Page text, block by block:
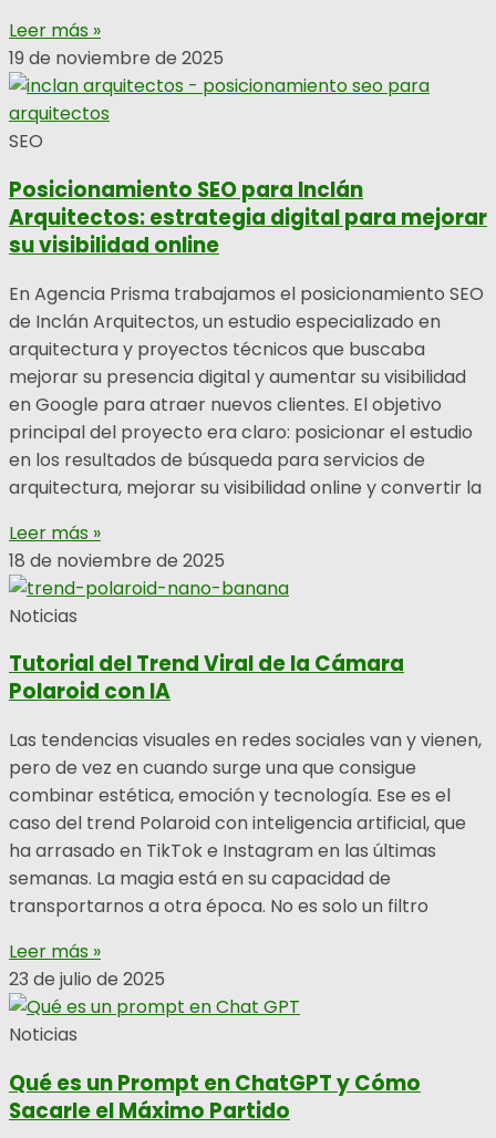
Leer más »
19 de noviembre de 2025
SEO
Posicionamiento SEO para Inclán
Arquitectos: estrategia digital para mejorar
su visibilidad online
En Agencia Prisma trabajamos el posicionamiento SEO
de Inclán Arquitectos, un estudio especializado en
arquitectura y proyectos técnicos que buscaba
mejorar su presencia digital y aumentar su visibilidad
en Google para atraer nuevos clientes. El objetivo
principal del proyecto era claro: posicionar el estudio
en los resultados de búsqueda para servicios de
arquitectura, mejorar su visibilidad online y convertir la
Leer más »
18 de noviembre de 2025
Noticias
Tutorial del Trend Viral de la Cámara
Polaroid con IA
Las tendencias visuales en redes sociales van y vienen,
pero de vez en cuando surge una que consigue
combinar estética, emoción y tecnología. Ese es el
caso del trend Polaroid con inteligencia artificial, que
ha arrasado en TikTok e Instagram en las últimas
semanas. La magia está en su capacidad de
transportarnos a otra época. No es solo un filtro
Leer más »
23 de julio de 2025
Noticias
Qué es un Prompt en ChatGPT y Cómo
Sacarle el Máximo Partido